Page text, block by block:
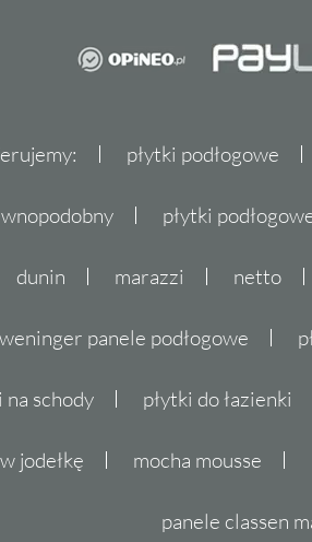
płytki podłogowe
płytki
dunin marazzi netto
weninger panele podłogowe
na schody płytki do łazienki
jodełkę mocha mousse
panele classen